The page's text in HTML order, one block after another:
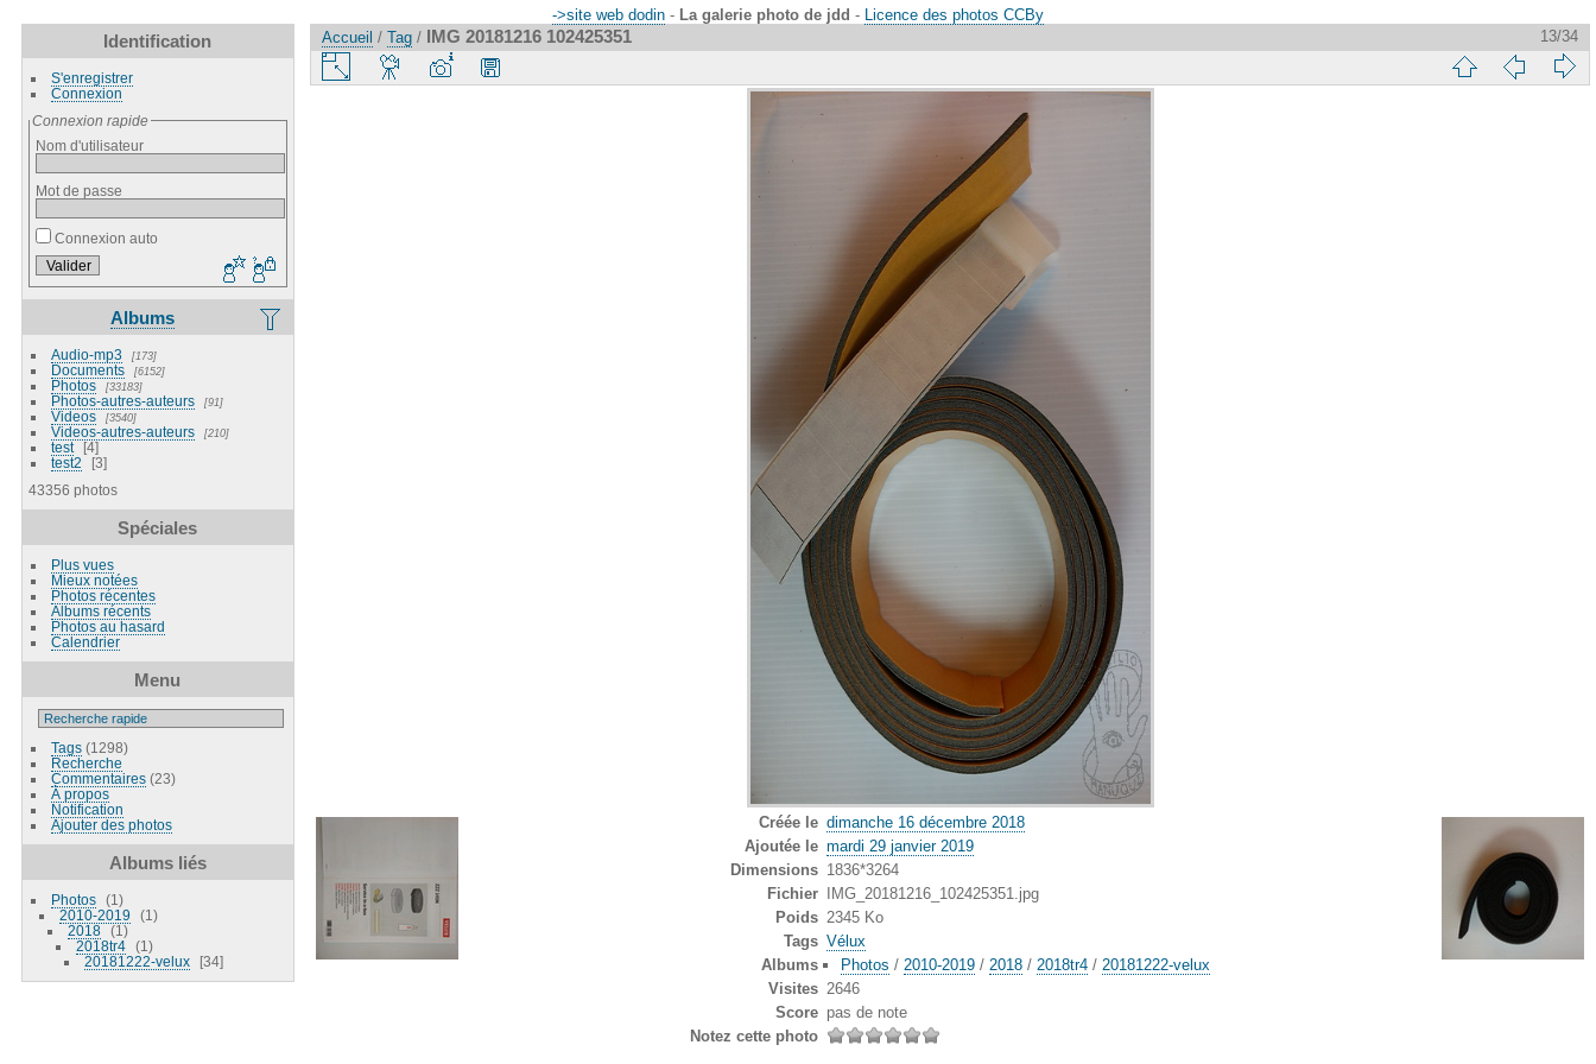
->site web dodin - La galerie photo de jdd - Licence des photos CCBy
Identification
S'enregistrer
Connexion
Connexion rapide
Nom d'utilisateur
Mot de passe
Connexion auto
Albums
Audio-mp3 173
Documents 6152
Photos 33183
Photos-autres-auteurs 91
Videos 3540
Videos-autres-auteurs 210
test
4
test2
3
43356 photos
Spéciales
Plus vues
Mieux notées
Photos récentes
Albums récents
Photos au hasard
Calendrier
Menu
Tags(1298)
Recherche
Commentaires(23)
À propos
Notification
Ajouter des photos
Albums liés
Photos
1
2010-2019
1
2018
1
2018tr4
1
20181222-velux
34
Accueil / Tag / IMG 20181216 102425351 13/34
Créée le dimanche 16 décembre 2018
Ajoutée le mardi 29 janvier 2019
Dimensions 1836*3264
Fichier
IMG_20181216_102425351.jpg
Poids 2345 Ko
Tags Vélux
Albums
Photos /2010-2019 /2018 /2018tr4 /20181222-velux
Visites 2646
Score pas de note
Notez cette photo